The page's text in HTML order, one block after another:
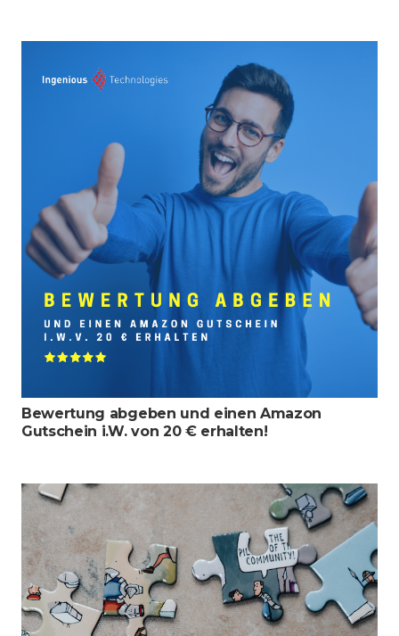
Bewertung abgeben und einen Amazon
Gutschein i.W. von 20 € erhalten!